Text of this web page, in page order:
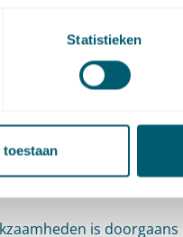
Statistieken
toestaan
hinder en dat ligt
maatschappelijk risico.
zaak?
is doorgaans